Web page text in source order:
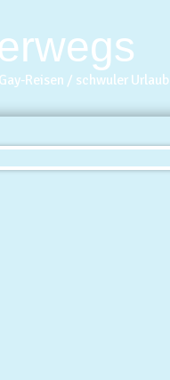
Gay-Reisen / schwuler Urlaub